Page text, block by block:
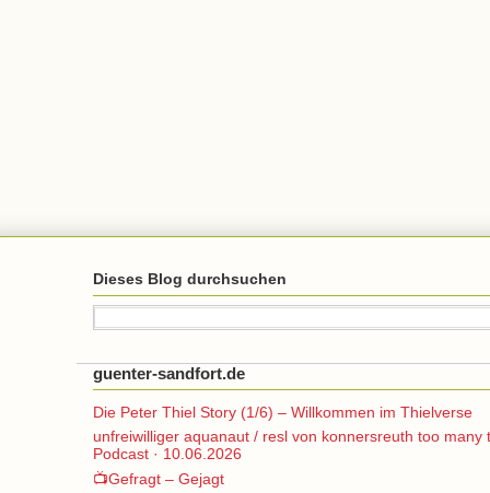
Dieses Blog durchsuchen
guenter-sandfort.de
Die Peter Thiel Story (1/6) – Willkommen im Thielverse
unfreiwilliger aquanaut / resl von konnersreuth too many
Podcast · 10.06.2026
📺Gefragt – Gejagt